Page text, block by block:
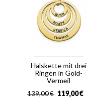
Halskette mit drei
Ringen in Gold-
Vermeil
€
139,00 €
119,00